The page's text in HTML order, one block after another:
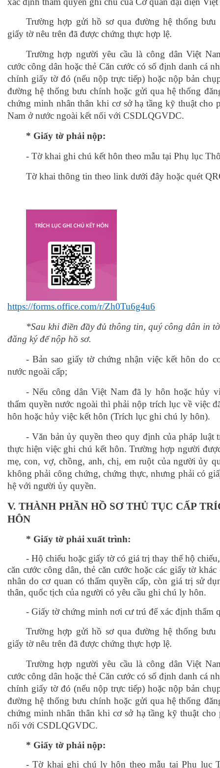
Trường hợp gửi hồ sơ qua đường hệ thống bưu
giấy tờ nêu trên đã được chứng thực hợp lệ.
Trường hợp người yêu cầu là công dân Việt
cước công dân hoặc thẻ Căn cước có số định danh cá
chính giấy tờ đó (nếu nộp trực tiếp) hoặc nộp bản
đường hệ thống bưu chính hoặc gửi qua hệ thống
chứng minh nhân thân khi cơ sở hạ tầng kỹ thuật cho
Nam ở nước ngoài kết nối với CSDLQGVDC.
* Giấy tờ phải nộp:
- Tờ khai ghi chú kết hôn theo mẫu tại Phụ lục
Tờ khai thông tin theo link dưới đây hoặc quét
https://forms.office.com/r/Zh0Tu6g4u6
*Sau khi điền đầy đủ thông tin, quý công dân in
đăng ký để nộp hồ sơ.
- Bản sao giấy tờ chứng nhận việc kết hôn do
nước ngoài cấp;
- Nếu công dân Việt Nam đã ly hôn hoặc hủy
thẩm quyền nước ngoài thì phải nộp trích lục về việc
hôn hoặc hủy việc kết hôn (Trích lục ghi chú ly hôn).
- Văn bản ủy quyền theo quy định của pháp luật
thực hiện việc ghi chú kết hôn. Trường hợp người
mẹ, con, vợ, chồng, anh, chị, em ruột của người ủy
không phải công chứng, chứng thực, nhưng phải có
hệ với người ủy quyền.
V.THÀNH PHẦN HỒ SƠ THỦ TỤC CẤP
HÔN
* Giấy tờ phải xuất trình:
- Hộ chiếu hoặc giấy tờ có giá trị thay thế hộ
căn cước công dân, thẻ căn cước hoặc các giấy tờ
nhân do cơ quan có thẩm quyền cấp, còn giá trị sử
thân, quốc tịch của người có yêu cầu ghi chú ly hôn.
- Giấy tờ chứng minh nơi cư trú để xác định thẩm
Trường hợp gửi hồ sơ qua đường hệ thống bưu
giấy tờ nêu trên đã được chứng thực hợp lệ.
Trường hợp người yêu cầu là công dân Việt
cước công dân hoặc thẻ Căn cước có số định danh cá
chính giấy tờ đó (nếu nộp trực tiếp) hoặc nộp bản
đường hệ thống bưu chính hoặc gửi qua hệ thống
chứng minh nhân thân khi cơ sở hạ tầng kỹ thuật cho
nối với CSDLQGVDC.
* Giấy tờ phải nộp:
- Tờ khai ghi chú ly hôn theo mẫu tại Phụ lục